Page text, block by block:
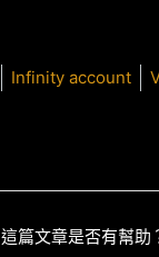
Infinity account
這篇文章是否有幫助